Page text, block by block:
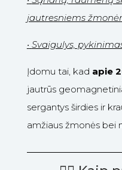
jautresniems
• Svaigulys,
Įdomu tai, kad apie
jautrūs
sergantys širdies ir
amžiaus žmonės bei